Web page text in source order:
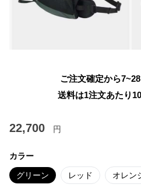
ご注文確定から
送料は1注文あたり
22,700 円
カラー
グリーン レッド オレン